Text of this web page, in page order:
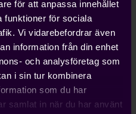
för att anpassa innehållet
funktioner för sociala
Vi vidarebefordrar även
information från din enhet
och analysföretag som
i sin tur kombinera
som du har
samlat in när du har använt